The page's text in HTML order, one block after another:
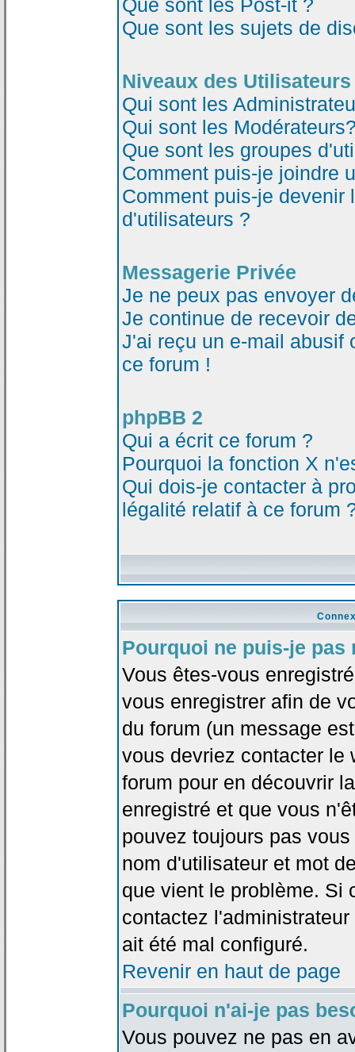
Que sont les Post-it ?
Que sont les sujets de
Niveaux des
Qui sont les
Qui sont les
Que sont les groupes
Comment puis-je joindre
Comment puis-je devenir
d'utilisateurs ?
Messagerie Privée
Je ne peux pas envoyer
Je continue de recevoir
J'ai reçu un e-mail abusif
ce forum !
phpBB 2
Qui a écrit ce forum ?
Pourquoi la fonction X
Qui dois-je contacter à
légalité relatif à ce forum
Pourquoi ne puis-je pas
Vous êtes-vous
vous enregistrer afin de
du forum (un message
vous devriez contacter le
forum pour en découvrir
enregistré et que vous
pouvez toujours pas
nom d'utilisateur et mot
que vient le problème. Si
contactez
ait été mal configuré.
Revenir en haut de page
Pourquoi n'ai-je pas
Vous pouvez ne pas en